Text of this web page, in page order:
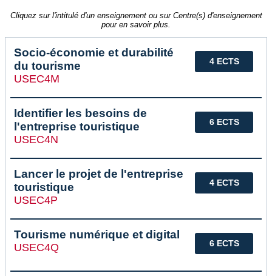
Cliquez sur l'intitulé d'un enseignement ou sur Centre(s) d'enseignement
pour en savoir plus.
4 ECTS
Socio-économie et durabilité
du tourisme
USEC4M
6 ECTS
Identifier les besoins de
l'entreprise touristique
USEC4N
4 ECTS
Lancer le projet de l'entreprise
touristique
USEC4P
6 ECTS
Tourisme numérique et digital
USEC4Q